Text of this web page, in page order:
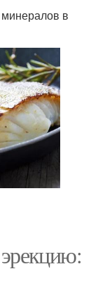
в